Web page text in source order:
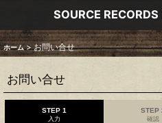
SOURCE RECORDS
ホーム > お問い合せ
お問い合せ
STEP 1
入力
STEP
確認